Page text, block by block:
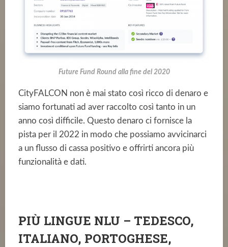
Future Fund Round alla fine del 2020
CityFALCON non è mai stato così ricco di denaro e
siamo fortunati ad aver raccolto così tanto in un
anno così difficile. Questo denaro ci fornisce la
pista per il 2022 in modo che possiamo avvicinarci
a un flusso di cassa positivo e offrirti ancora più
funzionalità e dati.
PIÙ LINGUE NLU – TEDESCO,
ITALIANO, PORTOGHESE,